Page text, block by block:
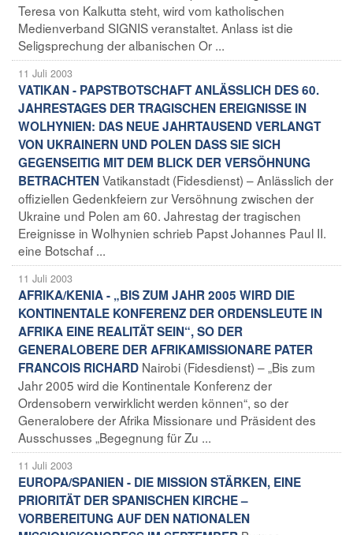
Teresa von Kalkutta steht, wird vom katholischen
Medienverband SIGNIS veranstaltet. Anlass ist die
Seligsprechung der albanischen Or ...
11 Juli 2003
VATIKAN - PAPSTBOTSCHAFT ANLÄSSLICH DES 60.
JAHRESTAGES DER TRAGISCHEN EREIGNISSE IN
WOLHYNIEN: DAS NEUE JAHRTAUSEND VERLANGT
VON UKRAINERN UND POLEN DASS SIE SICH
GEGENSEITIG MIT DEM BLICK DER VERSÖHNUNG
BETRACHTENVatikanstadt (Fidesdienst) – Anlässlich der
offiziellen Gedenkfeiern zur Versöhnung zwischen der
Ukraine und Polen am 60. Jahrestag der tragischen
Ereignisse in Wolhynien schrieb Papst Johannes Paul II.
eine Botschaf ...
11 Juli 2003
AFRIKA/KENIA - „BIS ZUM JAHR 2005 WIRD DIE
KONTINENTALE KONFERENZ DER ORDENSLEUTE IN
AFRIKA EINE REALITÄT SEIN“, SO DER
GENERALOBERE DER AFRIKAMISSIONARE PATER
FRANCOIS RICHARD Nairobi (Fidesdienst) – „Bis zum
Jahr 2005 wird die Kontinentale Konferenz der
Ordensobern verwirklicht werden können“, so der
Generalobere der Afrika Missionare und Präsident des
Ausschusses „Begegnung für Zu ...
11 Juli 2003
EUROPA/SPANIEN - DIE MISSION STÄRKEN, EINE
PRIORITÄT DER SPANISCHEN KIRCHE –
VORBEREITUNG AUF DEN NATIONALEN